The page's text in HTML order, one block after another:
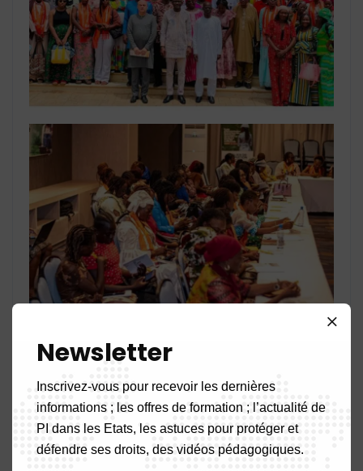
Newsletter
Inscrivez-vous pour recevoir les dernières
informations ; les offres de formation ; l’actualité de
PI dans les Etats, les astuces pour protéger et
défendre ses droits, des vidéos pédagogiques.